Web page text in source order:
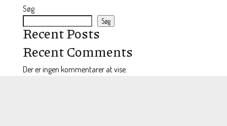
Søg
Søg
Recent Posts
Recent Comments
Der er ingen kommentarer at vise.